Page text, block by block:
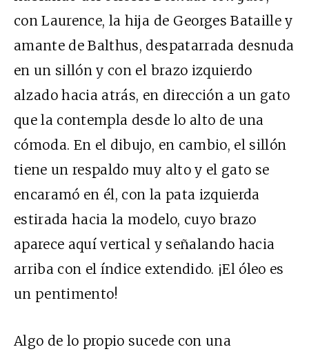
con Laurence, la hija de Georges Bataille y
amante de Balthus, despatarrada desnuda
en un sillón y con el brazo izquierdo
alzado hacia atrás, en dirección a un gato
que la contempla desde lo alto de una
cómoda. En el dibujo, en cambio, el sillón
tiene un respaldo muy alto y el gato se
encaramó en él, con la pata izquierda
estirada hacia la modelo, cuyo brazo
aparece aquí vertical y señalando hacia
arriba con el índice extendido. ¡El óleo es
un pentimento!
Algo de lo propio sucede con una